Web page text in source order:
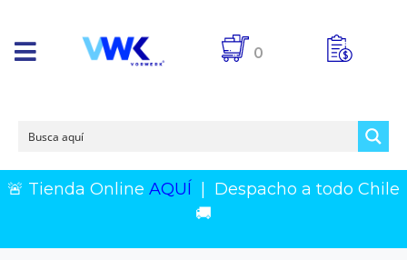
0
🚨 Tienda Online AQUÍ
Despacho a todo Chile
🚚